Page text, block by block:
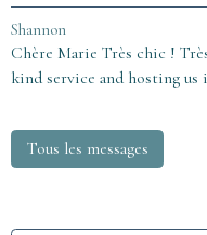
Shannon
Chère Marie Très chic !
kind service and hosting us
Tous les messages